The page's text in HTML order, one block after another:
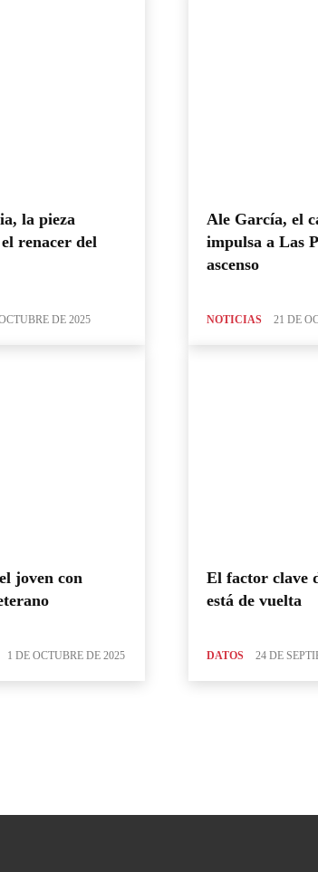
la pieza
renacer del
DE 2025
Ale García, el
impulsa a Las
ascenso
NOTICIAS 21 DE
joven con
1 DE OCTUBRE DE 2025
El factor clave
está de vuelta
DATOS 24 DE